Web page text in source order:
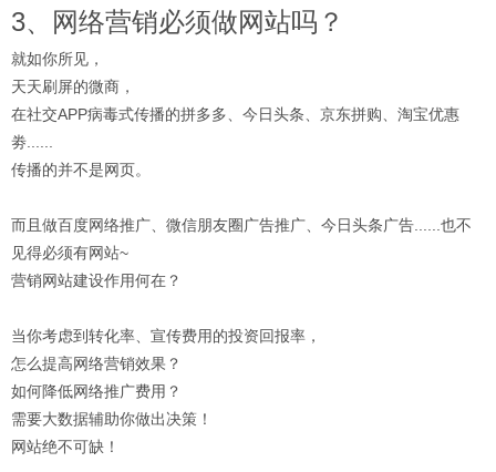
3、网络营销必须做网站吗？
就如你所见，
天天刷屏的微商，
在社交APP病毒式传播的拼多多、今日头条、京东拼购、淘宝优惠
劵......
传播的并不是网页。
而且做百度网络推广、微信朋友圈广告推广、今日头条广告......也不
见得必须有网站~
营销网站建设作用何在？
当你考虑到转化率、宣传费用的投资回报率，
怎么提高网络营销效果？
如何降低网络推广费用？
需要大数据辅助你做出决策！
网站绝不可缺！